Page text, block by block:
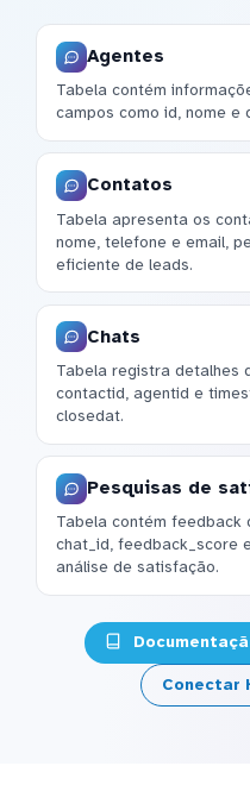
Agentes
Tabela contém
campos como id, nome e
Contatos
Tabela apresenta os
nome, telefone e email,
eficiente de leads.
Chats
Tabela registra detalhes
contactid, agentid e
closedat.
Pesquisas de
Tabela contém feedback
chat_id, feedback_score
análise de satisfação.
Conectar